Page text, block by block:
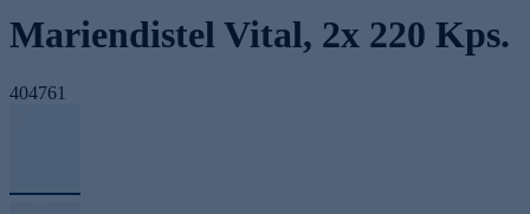
Mariendistel Vital, 2x 220 Kps.
404761